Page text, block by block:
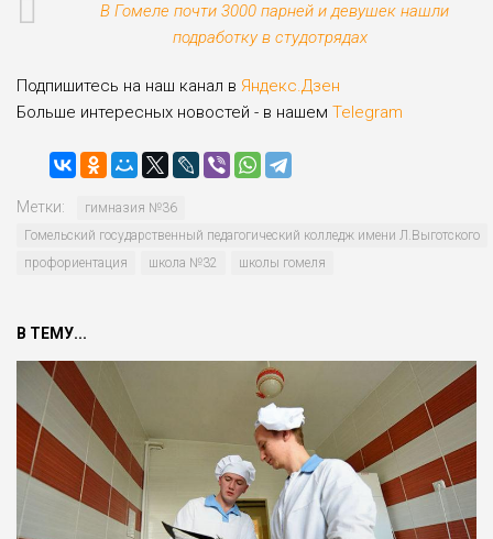
В Гомеле почти 3000 парней и девушек нашли
подработку в студотрядах
Подпишитесь на наш канал в Яндекс.Дзен
Больше интересных новостей - в нашем Telegram
Метки:
гимназия №36
Гомельский государственный педагогический колледж имени Л.Выготского
профориентация
школа №32 школы гомеля
В ТЕМУ...